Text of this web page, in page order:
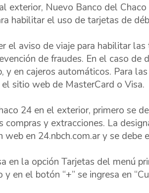
exterior, Nuevo Banco del
habilitar el uso de tarjetas de
el aviso de viaje para habilitar
de fraudes. En el caso de
y en cajeros automáticos. Para
sitio web de MasterCard o Visa.
24 en el exterior, primero se
y extracciones. La
web en 24.nbch.com.ar y se debe
en la opción Tarjetas del menú
en el botón “+” se ingresa en